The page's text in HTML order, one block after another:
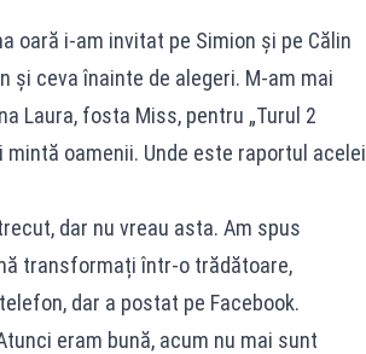
oară i-am invitat pe Simion și pe Călin
și ceva înainte de alegeri. M-am mai
Laura, fosta Miss, pentru „Turul 2
oamenii. Unde este raportul acelei
dar nu vreau asta. Am spus
transformați într-o trădătoare,
dar a postat pe Facebook.
eram bună, acum nu mai sunt